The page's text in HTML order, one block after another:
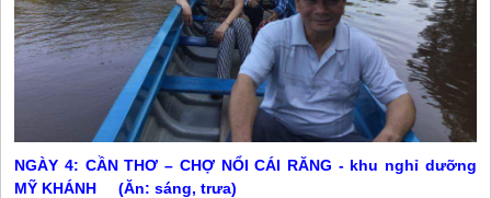
NGÀY 4: CẦN THƠ – CHỢ NỔI CÁI RĂNG - khu nghỉ dưỡng
MỸ KHÁNH (Ăn: sáng, trưa)